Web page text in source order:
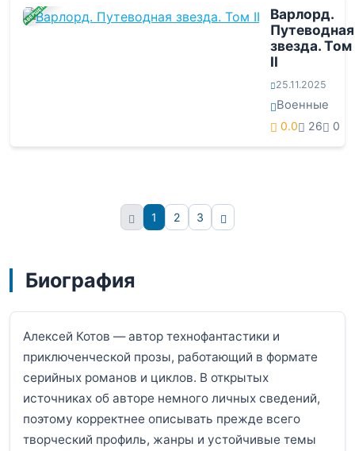
ЗАВЕРШЕНА
Варлорд.
Путеводная
звезда. Том
II
25.11.2025
Военные
0.0 26 0
1 2 3
Вперёд
Биография
Алексей Котов — автор технофантастики и
приключенческой прозы, работающий в формате
серийных романов и циклов. В открытых
источниках об авторе немного личных сведений,
поэтому корректнее описывать прежде всего
творческий профиль, жанры и устойчивые темы